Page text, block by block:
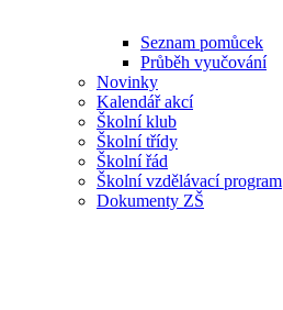
Seznam pomůcek
Průběh vyučování
Novinky
Kalendář akcí
Školní klub
Školní třídy
Školní řád
Školní vzdělávací program
Dokumenty ZŠ